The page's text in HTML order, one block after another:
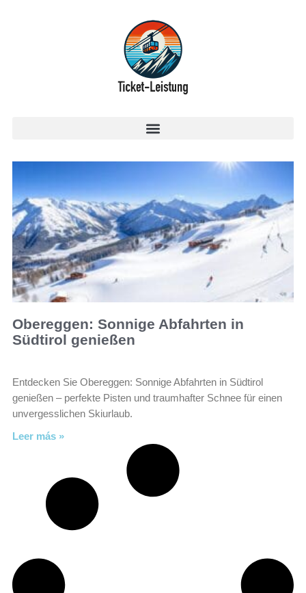
Obereggen: Sonnige Abfahrten in
Südtirol genießen
Entdecken Sie Obereggen: Sonnige Abfahrten in Südtirol
genießen – perfekte Pisten und traumhafter Schnee für einen
unvergesslichen Skiurlaub.
Leer más »